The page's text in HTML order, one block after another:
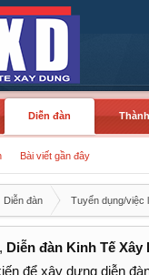
Diễn đàn
Bài viết gần đây
Diễn đàn Tuyển dụng/việc
Diễn đàn Kinh Tế Xây
để xây dựng diễn